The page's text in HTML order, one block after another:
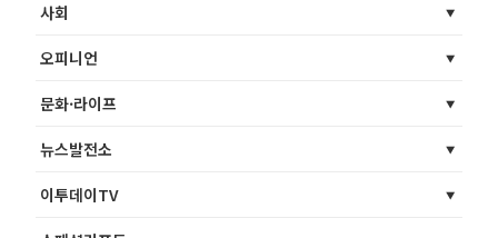
사회
오피니언
문화·라이프
뉴스발전소
이투데이TV